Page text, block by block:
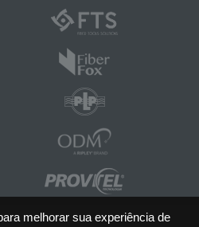
melhorar sua experiência de